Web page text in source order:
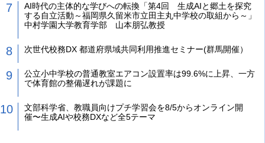
AI時代の主体的な学びへの転換「第4回 生成AIと郷土を探究
する自立活動～福岡県久留米市立田主丸中学校の取組から～」
中村学園大学教育学部 山本朋弘教授
次世代校務DX 都道府県域共同利用推進セミナー(群馬開催）
公立小中学校の普通教室エアコン設置率は99.6%に上昇、一方
で体育館の整備遅れが課題に
文部科学省、教職員向けプチ学習会を8/5からオンライン開
催〜生成AIや校務DXなど全5テーマ